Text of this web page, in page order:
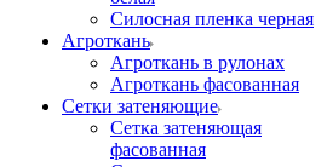
Силосная пленка черная
Агроткань
Агроткань в рулонах
Агроткань фасованная
Сетки затеняющие
Сетка затеняющая
фасованная